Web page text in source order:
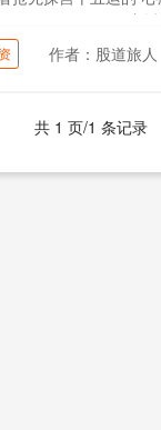
（MOC、TOC）、广播
作者：股道旅人
共 1 页/1 条记录